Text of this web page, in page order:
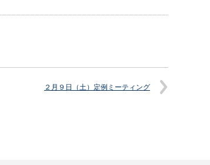
２月９日（土）定例ミーティング